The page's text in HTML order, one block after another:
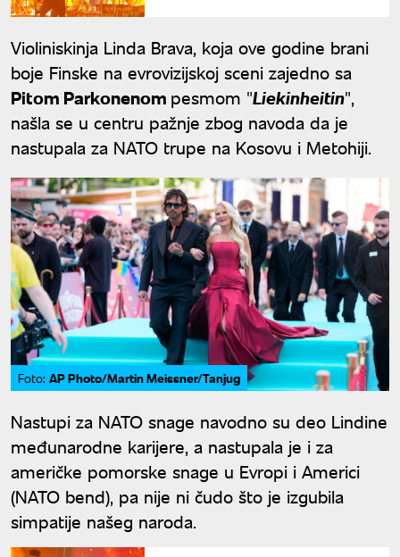
Violiniskinja Linda Brava, koja ove godine brani
boje Finske na evrovizijskoj sceni zajedno sa
Pitom Parkonenom pesmom "Liekinheitin",
našla se u centru pažnje zbog navoda da je
nastupala za NATO trupe na Kosovu i Metohiji.
Foto: AP Photo/Martin Meissner/Tanjug
Nastupi za NATO snage navodno su deo Lindine
međunarodne karijere, a nastupala je i za
američke pomorske snage u Evropi i Americi
(NATO bend), pa nije ni čudo što je izgubila
simpatije našeg naroda.